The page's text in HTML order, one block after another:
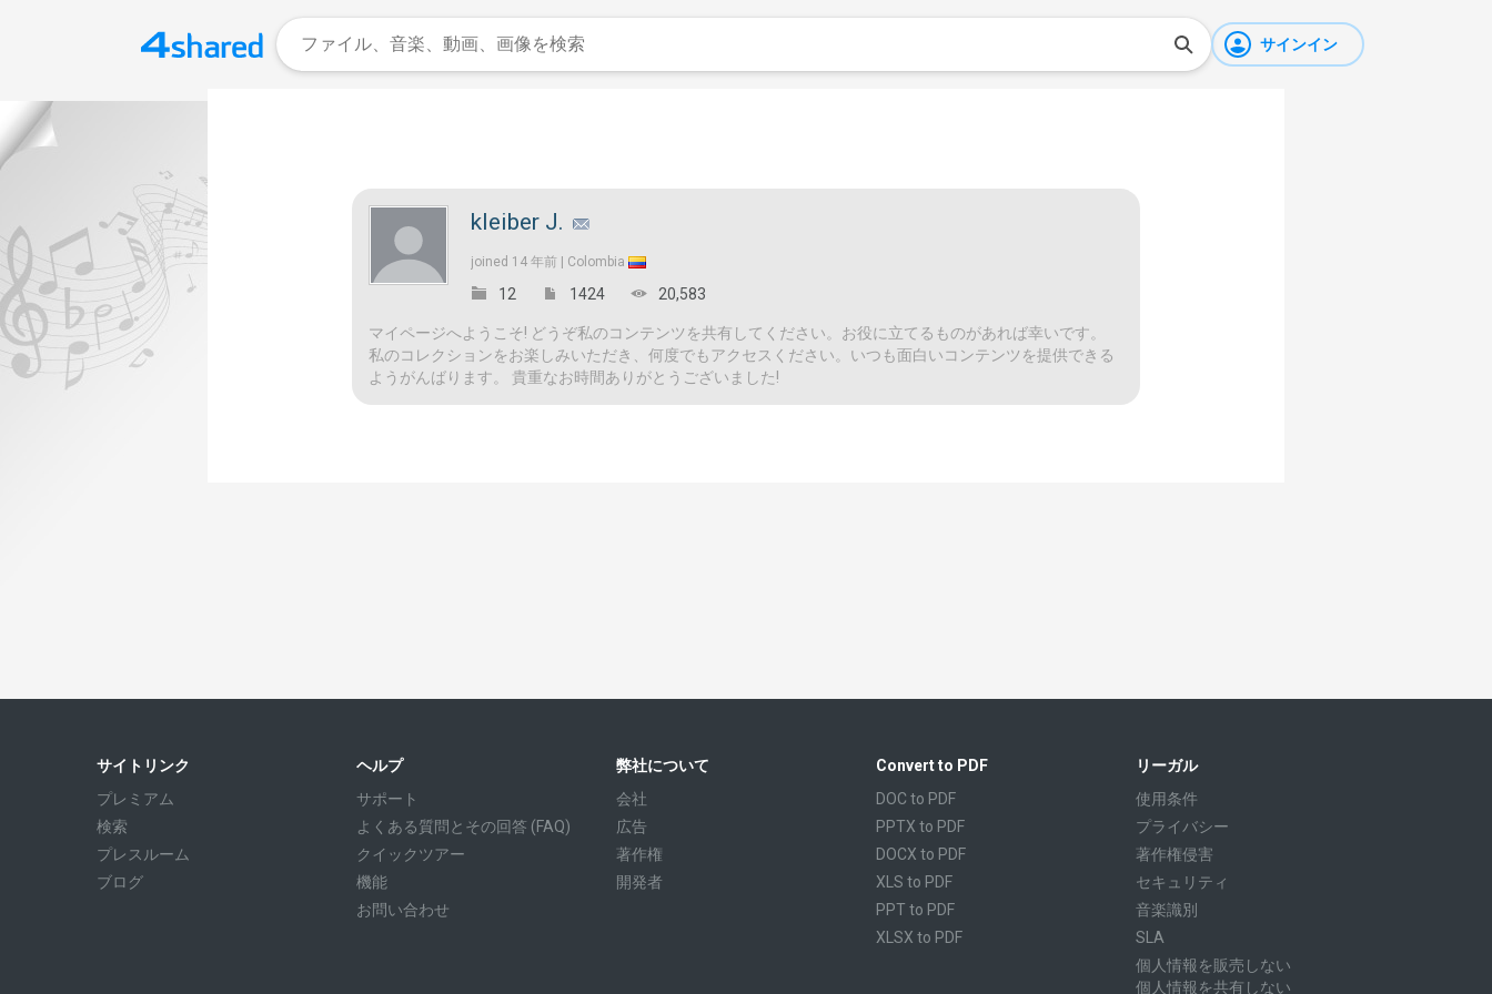
サインイン
kleiber J.
joined 14 年前 | Colombia
12 1424 20,583
マイページへようこそ! どうぞ私のコンテンツを共有してください。お役に立てるものがあれば幸いです。
私のコレクションをお楽しみいただき、何度でもアクセスください。いつも面白いコンテンツを提供できる
ようがんばります。 貴重なお時間ありがとうございました!
サイトリンク
プレミアム
検索
プレスルーム
ブログ
ヘルプ
サポート
よくある質問とその回答 (FAQ)
クイックツアー
機能
お問い合わせ
弊社について
会社
広告
著作権
開発者
Convert to PDF
DOC to PDF
PPTX to PDF
DOCX to PDF
XLS to PDF
PPT to PDF
XLSX to PDF
リーガル
使用条件
プライバシー
著作権侵害
セキュリティ
音楽識別
SLA
個人情報を販売しない
個人情報を共有しない